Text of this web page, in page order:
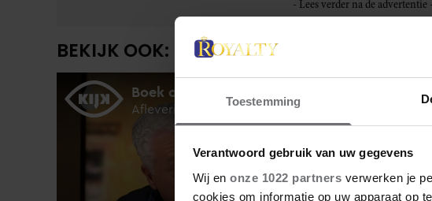
Toestemming
Verantwoord gebruik van uw gegevens
Wij en onze 1022 partners verwerken je
cookies om informatie op uw apparaat op
BEKIJK OOK: